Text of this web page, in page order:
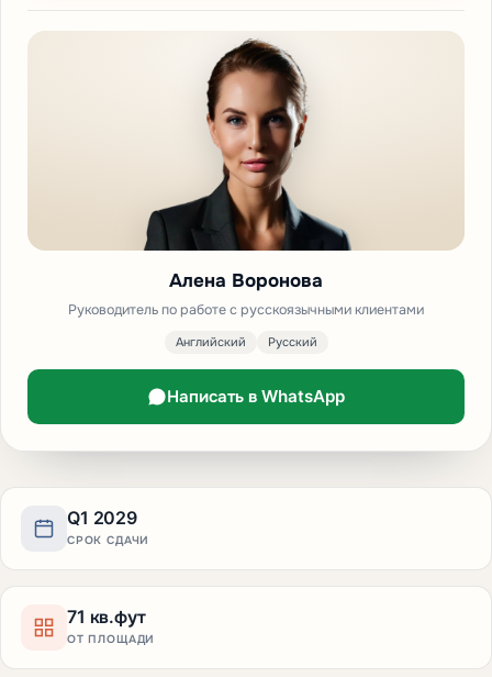
Q1 2029
СРОК СДАЧИ
71 кв.фут
ОТ ПЛОЩАДИ
Алена Воронова
Руководитель по работе с русскоязычными клиентами
Английский Русский
Написать в WhatsApp